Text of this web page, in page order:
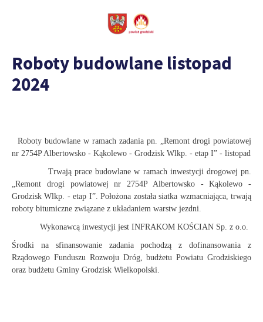
Roboty budowlane listopad
2024
Roboty budowlane w ramach zadania pn. „Remont drogi powiatowej
nr 2754P Albertowsko - Kąkolewo - Grodzisk Wlkp. - etap I” - listopad
Trwają prace budowlane w ramach inwestycji drogowej pn.
„Remont drogi powiatowej nr 2754P Albertowsko - Kąkolewo -
Grodzisk Wlkp. - etap I”. Położona została siatka wzmacniająca, trwają
roboty bitumiczne związane z układaniem warstw jezdni.
Wykonawcą inwestycji jest INFRAKOM KOŚCIAN Sp. z o.o.
Środki na sfinansowanie zadania pochodzą z dofinansowania z
Rządowego Funduszu Rozwoju Dróg, budżetu Powiatu Grodziskiego
oraz budżetu Gminy Grodzisk Wielkopolski.